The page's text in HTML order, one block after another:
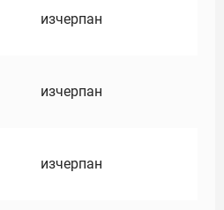
изчерпан
изчерпан
изчерпан